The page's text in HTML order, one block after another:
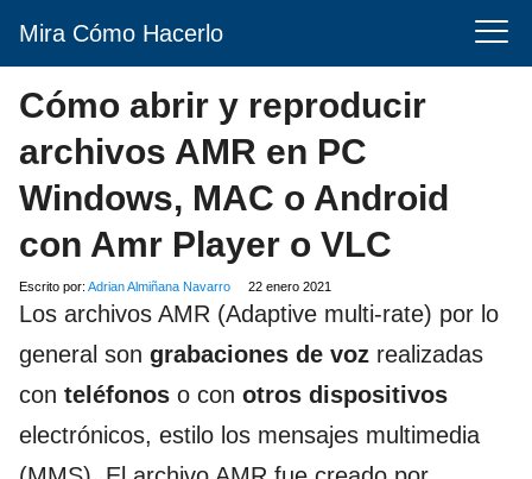
Mira Cómo Hacerlo
Cómo abrir y reproducir
archivos AMR en PC
Windows, MAC o Android
con Amr Player o VLC
Escrito por: Adrian Almiñana Navarro 22 enero 2021
Los archivos AMR (Adaptive multi-rate) por lo
general son grabaciones de voz realizadas
con teléfonos o con otros dispositivos
electrónicos, estilo los mensajes multimedia